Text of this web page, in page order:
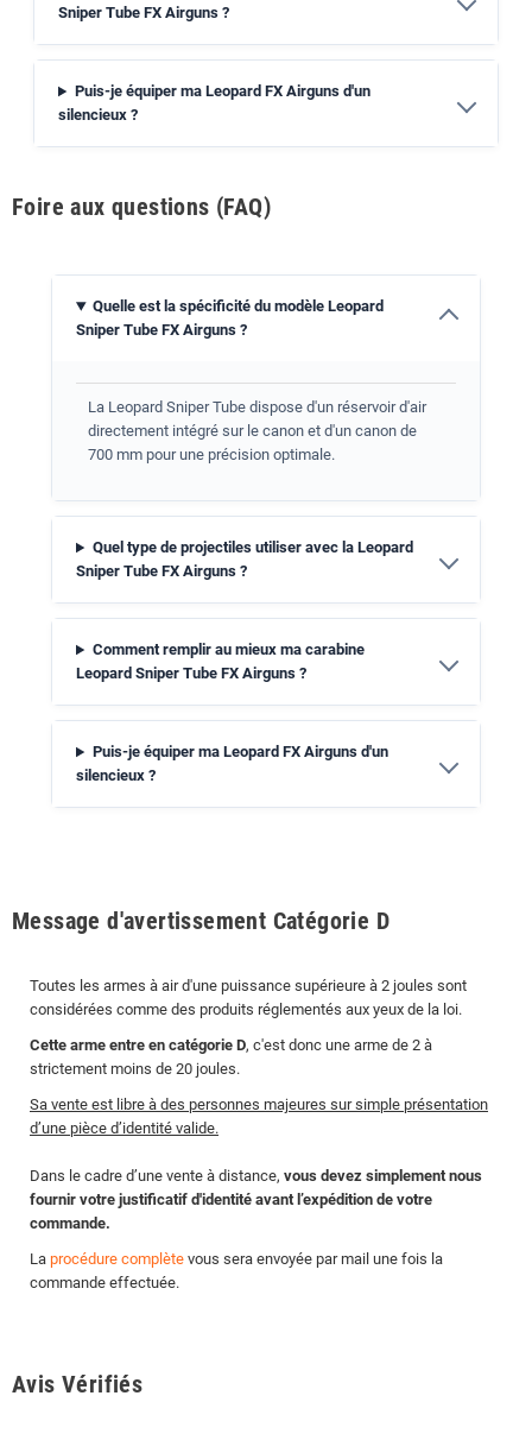
Sniper Tube FX Airguns ?
Puis-je équiper ma Leopard FX Airguns d'un
silencieux ?
Foire aux questions (FAQ)
Quelle est la spécificité du modèle Leopard
Sniper Tube FX Airguns ?
La Leopard Sniper Tube dispose d'un réservoir d'air
directement intégré sur le canon et d'un canon de
700 mm pour une précision optimale.
Quel type de projectiles utiliser avec la Leopard
Sniper Tube FX Airguns ?
Comment remplir au mieux ma carabine
Leopard Sniper Tube FX Airguns ?
Puis-je équiper ma Leopard FX Airguns d'un
silencieux ?
Message d'avertissement Catégorie D
Toutes les armes à air d'une puissance supérieure à 2 joules sont
considérées comme des produits réglementés aux yeux de la loi.
Cette arme entre en catégorie D, c'est donc une arme de 2 à
strictement moins de 20 joules.
Sa vente est libre à des personnes majeures sur simple présentation
d’une pièce d’identité valide.
Dans le cadre d’une vente à distance, vous devez simplement nous
fournir votre justificatif d'identité avant l’expédition de votre
commande.
La procédure complète vous sera envoyée par mail une fois la
commande effectuée.
Avis Vérifiés